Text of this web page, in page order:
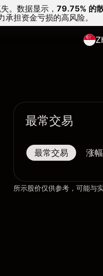
。 数据显示， 79.75% 的
担资金亏损的高风险。
最常交易
最常交易 涨
所示股价仅供参考，可能与